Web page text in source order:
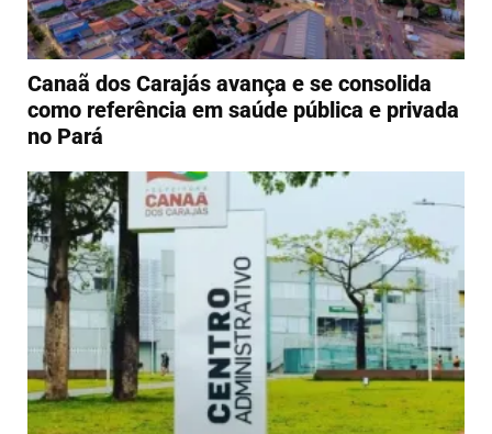
Canaã dos Carajás avança e se consolida
como referência em saúde pública e privada
no Pará